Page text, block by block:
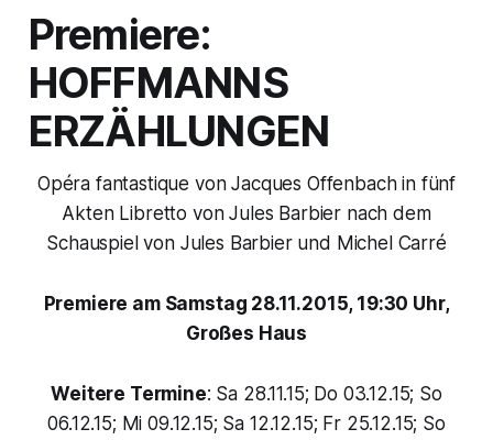
Premiere:
HOFFMANNS
ERZÄHLUNGEN
Opéra fantastique von Jacques Offenbach in fünf
Akten Libretto von Jules Barbier nach dem
Schauspiel von Jules Barbier und Michel Carré
Premiere am Samstag 28.11.2015, 19:30 Uhr,
Großes Haus
Weitere Termine: Sa 28.11.15; Do 03.12.15; So
06.12.15; Mi 09.12.15; Sa 12.12.15; Fr 25.12.15; So